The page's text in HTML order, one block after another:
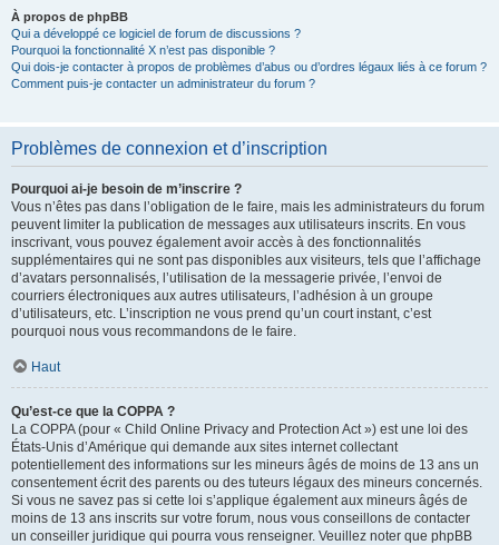
À propos de phpBB
Qui a développé ce logiciel de forum de discussions ?
Pourquoi la fonctionnalité X n’est pas disponible ?
Qui dois-je contacter à propos de problèmes d’abus ou d’ordres légaux liés à ce forum ?
Comment puis-je contacter un administrateur du forum ?
Problèmes de connexion et d’inscription
Pourquoi ai-je besoin de m’inscrire ?
Vous n’êtes pas dans l’obligation de le faire, mais les administrateurs du forum
peuvent limiter la publication de messages aux utilisateurs inscrits. En vous
inscrivant, vous pouvez également avoir accès à des fonctionnalités
supplémentaires qui ne sont pas disponibles aux visiteurs, tels que l’affichage
d’avatars personnalisés, l’utilisation de la messagerie privée, l’envoi de
courriers électroniques aux autres utilisateurs, l’adhésion à un groupe
d’utilisateurs, etc. L’inscription ne vous prend qu’un court instant, c’est
pourquoi nous vous recommandons de le faire.
Haut
Qu’est-ce que la COPPA ?
La COPPA (pour « Child Online Privacy and Protection Act ») est une loi des
États-Unis d’Amérique qui demande aux sites internet collectant
potentiellement des informations sur les mineurs âgés de moins de 13 ans un
consentement écrit des parents ou des tuteurs légaux des mineurs concernés.
Si vous ne savez pas si cette loi s’applique également aux mineurs âgés de
moins de 13 ans inscrits sur votre forum, nous vous conseillons de contacter
un conseiller juridique qui pourra vous renseigner. Veuillez noter que phpBB